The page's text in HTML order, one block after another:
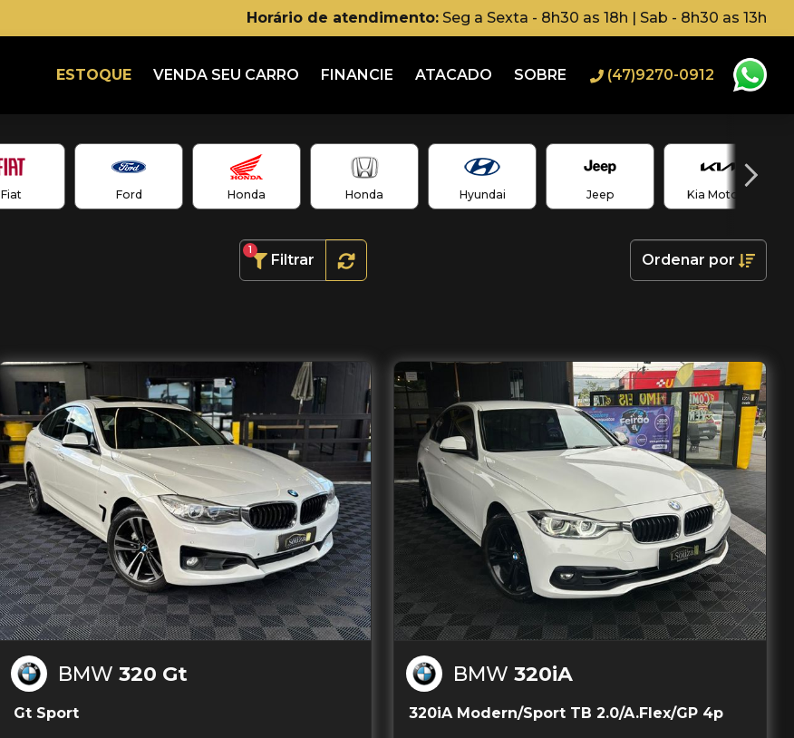
Horário de atendimento: Seg a Sexta - 8h30 as 18h | Sab - 8h30 as 13h
ESTOQUE VENDA SEU CARRO FINANCIE ATACADO SOBRE (47)9270-0912
Fiat Ford Honda Honda Hyundai Jeep Kia Motors
Filtrar
1
Ordenar por
BMW 320 Gt
Gt Sport
BMW 320iA
320iA Modern/Sport TB 2.0/A.Flex/GP 4p